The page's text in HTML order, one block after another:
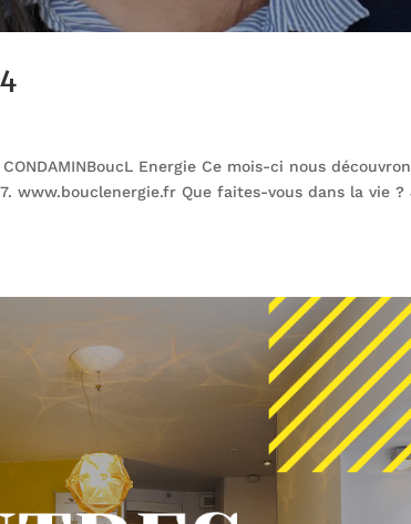
Energie Ce mois-ci nous
www.bouclenergie.fr Que faites-vous dans la vie ?